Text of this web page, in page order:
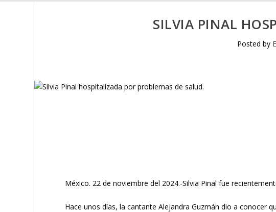
SILVIA PINAL
Posted by
México. 22 de noviembre del 2024.-Silvia Pinal fue
Hace unos días, la cantante Alejandra Guzmán dio a conocer